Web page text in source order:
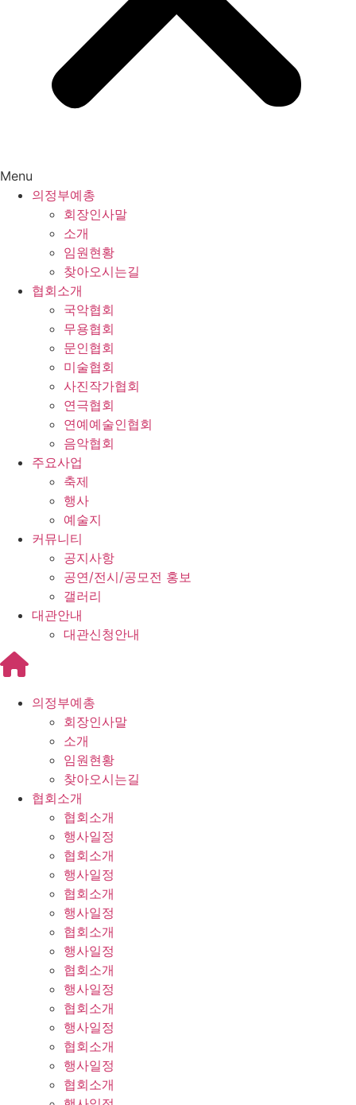
Menu
의정부예총
회장인사말
소개
임원현황
찾아오시는길
협회소개
국악협회
무용협회
문인협회
미술협회
사진작가협회
연극협회
연예예술인협회
음악협회
주요사업
축제
행사
예술지
커뮤니티
공지사항
공연/전시/공모전 홍보
갤러리
대관안내
대관신청안내
의정부예총
회장인사말
소개
임원현황
찾아오시는길
협회소개
협회소개
행사일정
협회소개
행사일정
협회소개
행사일정
협회소개
행사일정
협회소개
행사일정
협회소개
행사일정
협회소개
행사일정
협회소개